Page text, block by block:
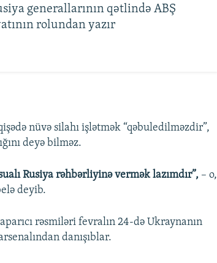
generallarının qətlində ABŞ
rolundan yazır
nüvə silahı işlətmək “qəbuledilməzdir”,
deyə bilməz.
Rusiya rəhbərliyinə vermək lazımdır”, – o,
deyib.
rəsmiləri fevralın 24-də Ukraynanın
danışıblar.